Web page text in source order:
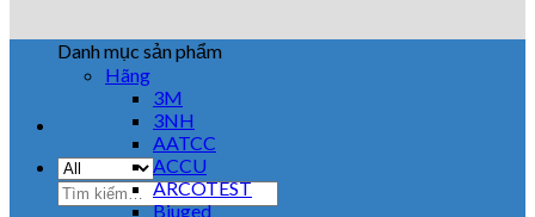
Danh mục sản phẩm
Hãng
3M
3NH
AATCC
ACCU
ARCOTEST
Biuged